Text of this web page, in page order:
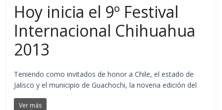
Hoy inicia el 9º Festival
Internacional Chihuahua
2013
Teniendo como invitados de honor a Chile, el estado de
Jalisco y el municipio de Guachochi, la novena edición del
Ver más